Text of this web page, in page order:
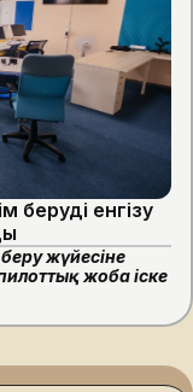
беруді енгізу
жүйесіне
жоба іске